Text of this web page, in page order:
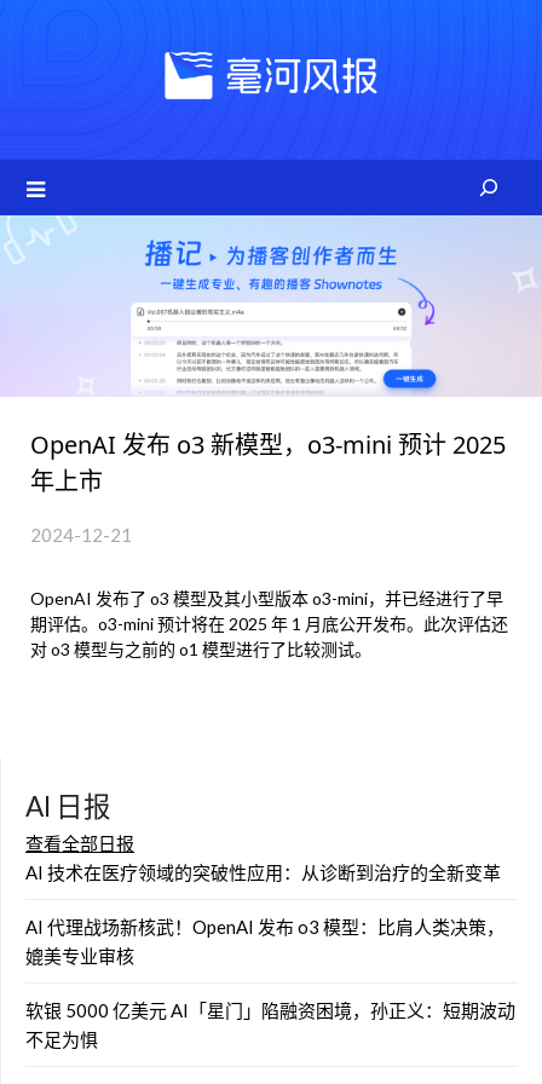
OpenAI 发布 o3 新模型，o3-mini 预计 2025
年上市
2024-12-21
OpenAI 发布了 o3 模型及其小型版本 o3-mini，并已经进行了早
期评估。o3-mini 预计将在 2025 年 1 月底公开发布。此次评估还
对 o3 模型与之前的 o1 模型进行了比较测试。
AI 日报
查看全部日报
AI 技术在医疗领域的突破性应用：从诊断到治疗的全新变革
AI 代理战场新核武！OpenAI 发布 o3 模型：比肩人类决策，
媲美专业审核
软银 5000 亿美元 AI「星门」陷融资困境，孙正义：短期波动
不足为惧